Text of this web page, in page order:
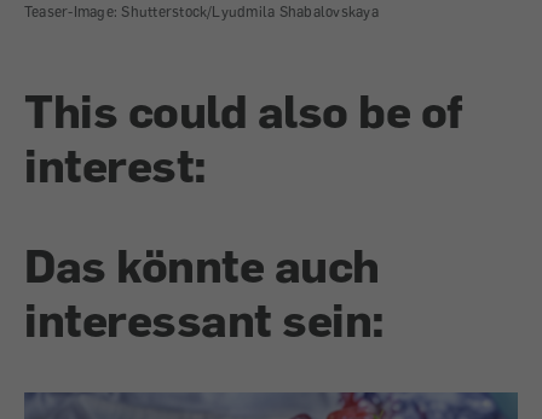
Teaser-Image: Shutterstock/Lyudmila Shabalovskaya
This could also be of
interest:
Das könnte auch
interessant sein: